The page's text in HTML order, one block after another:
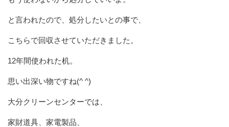
と言われたので、処分したいとの事で、
こちらで回収させていただきました。
12年間使われた机。
思い出深い物ですね(^ ^)
大分クリーンセンターでは、
家財道具、家電製品、